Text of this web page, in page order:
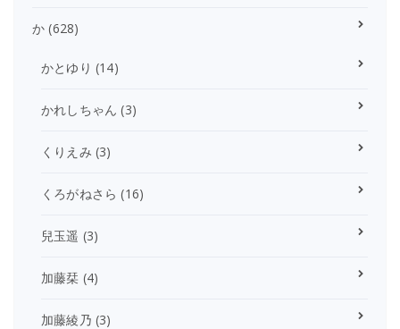
か (628)
かとゆり (14)
かれしちゃん (3)
くりえみ (3)
くろがねさら (16)
兒玉遥 (3)
加藤栞 (4)
加藤綾乃 (3)